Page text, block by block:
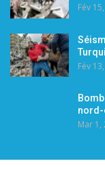
Fév
Fév
Mar 1,